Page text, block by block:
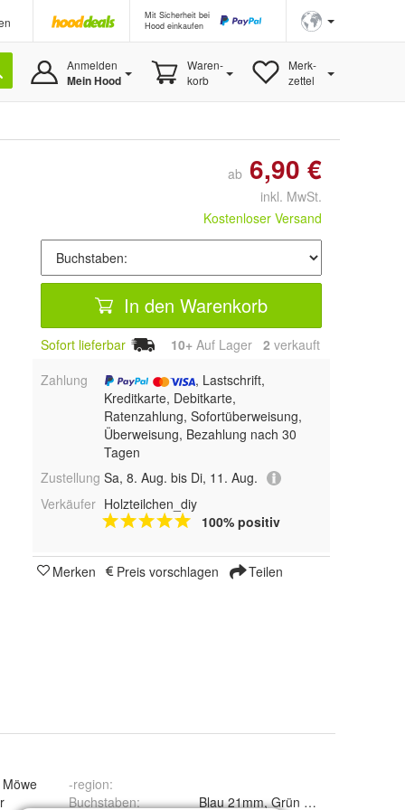
Mit Sicherheit bei
Hood einkaufen
Anmelden
Mein Hood
Waren-
korb
Merk-
zettel
ab 6,90 €
inkl. MwSt.
Kostenloser Versand
In den Warenkorb
Sofort lieferbar 10+ Auf Lager 2 verkauft
Zahlung
, Lastschrift,
Kreditkarte, Debitkarte,
Ratenzahlung, Sofortüberweisung,
Überweisung, Bezahlung nach 30
Tagen
Zustellung Sa, 8. Aug. bis Di, 11. Aug.
Verkäufer Holzteilchen_diy
100% positiv
Merken Preis vorschlagen Teilen
-region:
Buchstaben: